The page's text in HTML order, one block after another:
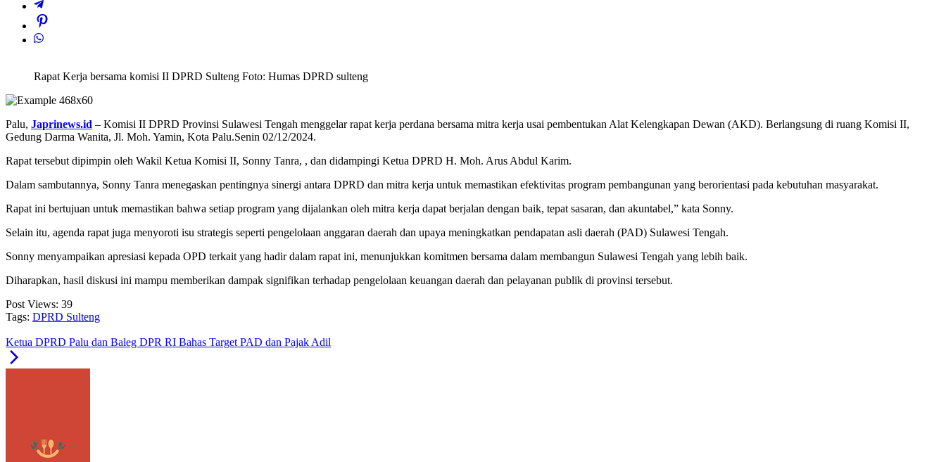
Rapat Kerja bersama komisi II DPRD Sulteng Foto: Humas DPRD sulteng
Palu, Japrinews.id – Komisi II DPRD Provinsi Sulawesi Tengah menggelar rapat kerja perdana bersama mitra kerja usai pembentukan Alat Kelengkapan Dewan (AKD). Berlangsung di ruang Komisi II,
Gedung Darma Wanita, Jl. Moh. Yamin, Kota Palu.Senin 02/12/2024.
Rapat tersebut dipimpin oleh Wakil Ketua Komisi II, Sonny Tanra, , dan didampingi Ketua DPRD H. Moh. Arus Abdul Karim.
Dalam sambutannya, Sonny Tanra menegaskan pentingnya sinergi antara DPRD dan mitra kerja untuk memastikan efektivitas program pembangunan yang berorientasi pada kebutuhan masyarakat.
Rapat ini bertujuan untuk memastikan bahwa setiap program yang dijalankan oleh mitra kerja dapat berjalan dengan baik, tepat sasaran, dan akuntabel,” kata Sonny.
Selain itu, agenda rapat juga menyoroti isu strategis seperti pengelolaan anggaran daerah dan upaya meningkatkan pendapatan asli daerah (PAD) Sulawesi Tengah.
Sonny menyampaikan apresiasi kepada OPD terkait yang hadir dalam rapat ini, menunjukkan komitmen bersama dalam membangun Sulawesi Tengah yang lebih baik.
Diharapkan, hasil diskusi ini mampu memberikan dampak signifikan terhadap pengelolaan keuangan daerah dan pelayanan publik di provinsi tersebut.
Post Views: 39
Tags: DPRD Sulteng
Ketua DPRD Palu dan Baleg DPR RI Bahas Target PAD dan Pajak Adil